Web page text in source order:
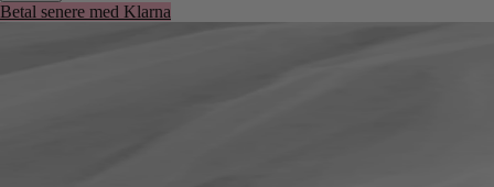
Betal senere med Klarna